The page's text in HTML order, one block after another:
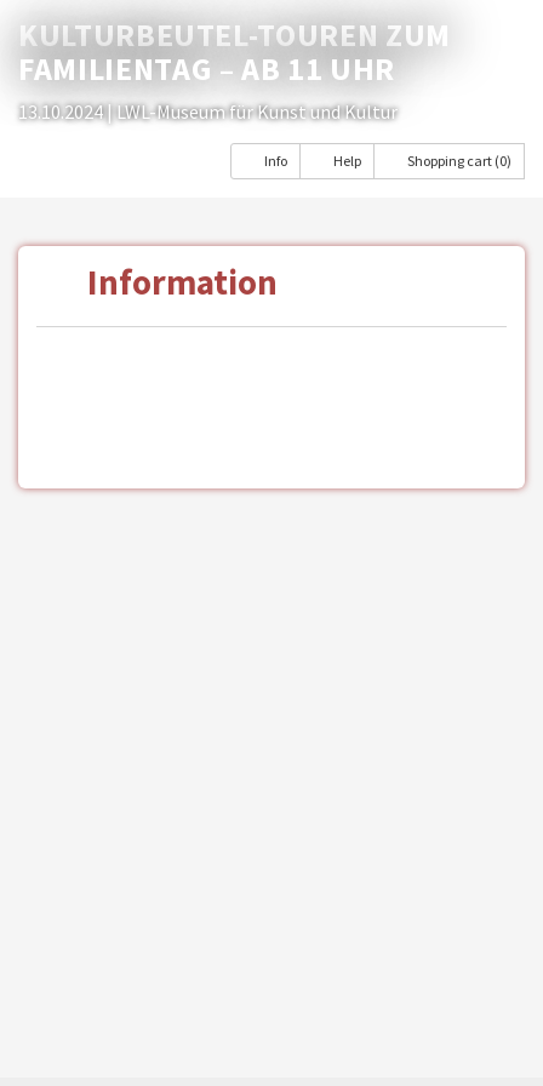
KULTURBEUTEL-TOUREN ZUM
FAMILIENTAG – AB 11 UHR
13.10.2024 | LWL-Museum für Kunst und Kultur
Info Help Shopping cart (0)
Information